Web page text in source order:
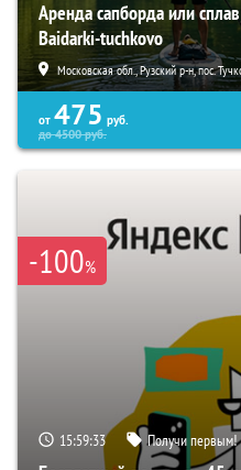
Аренда сапборда или
Baidarki-tuchkovo
Московская обл., Рузский р-н, пос.
от 475 руб.
до4500руб.
-100%
15:59:32 Получи первым!